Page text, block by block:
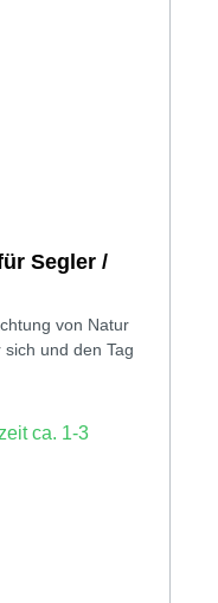
Segler /
von Natur
und den Tag
ca. 1-3